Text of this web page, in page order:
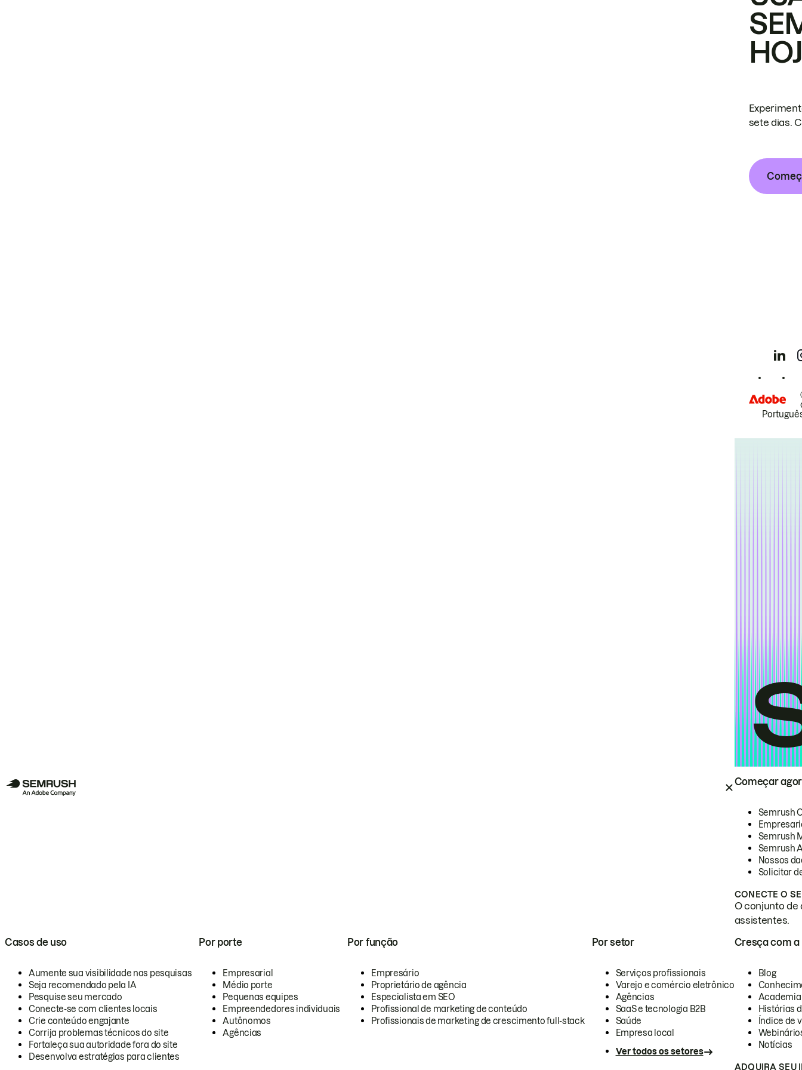
Começar
Semrush
Semrush
Semrush
Nossos
Solicitar
CONECTE O
O conjunto de
assistentes.
Casos de uso
Aumente sua visibilidade nas pesquisas
Seja recomendado pela IA
Pesquise seu mercado
Conecte-se com clientes locais
Crie conteúdo engajante
Corrija problemas técnicos do site
Fortaleça sua autoridade fora do site
Desenvolva estratégias para clientes
Por porte
Empresarial
Médio porte
Pequenas equipes
Empreendedores individuais
Autônomos
Agências
Por função
Empresário
Proprietário de agência
Especialista em SEO
Profissional de marketing de conteúdo
Profissionais de marketing de crescimento full-stack
Por setor
Serviços profissionais
Varejo e comércio eletrônico
Agências
SaaS e tecnologia B2B
Saúde
Empresa local
Ver todos os setores
Cresça com a
Blog
Academia
Histórias
Índice de
Notícias
ADQUIRA SEU
sete dias.